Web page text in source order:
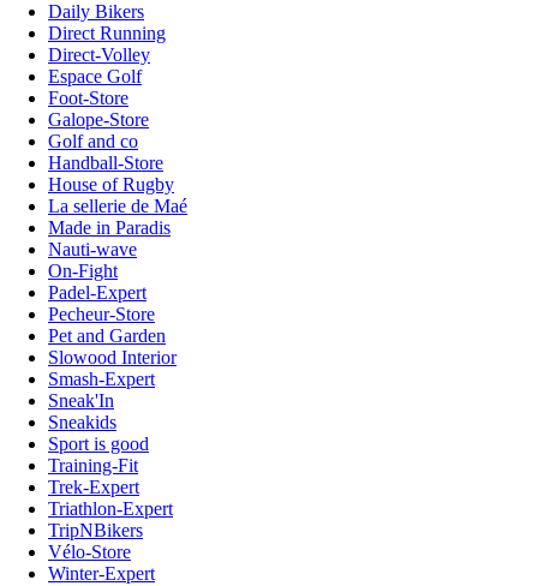
Daily Bikers
Direct Running
Direct-Volley
Espace Golf
Foot-Store
Galope-Store
Golf and co
Handball-Store
House of Rugby
La sellerie de Maé
Made in Paradis
Nauti-wave
On-Fight
Padel-Expert
Pecheur-Store
Pet and Garden
Slowood Interior
Smash-Expert
Sneak'In
Sneakids
Sport is good
Training-Fit
Trek-Expert
Triathlon-Expert
TripNBikers
Vélo-Store
Winter-Expert